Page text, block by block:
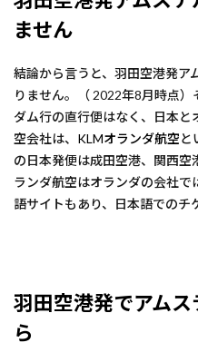
ません
結論から言うと、羽田空港発ア
りません。（ 2022年8月時点
ダム行の直行便はなく、日本
空会社は、 KLMオランダ航空と
の日本発便は成田空港、関西空
ランダ航空はオランダの会社で
語サイトもあり、日本語でのチ
羽田空港発でアム
ら